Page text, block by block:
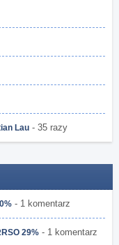
Lau - 35 razy
- 1 komentarz
29% - 1 komentarz